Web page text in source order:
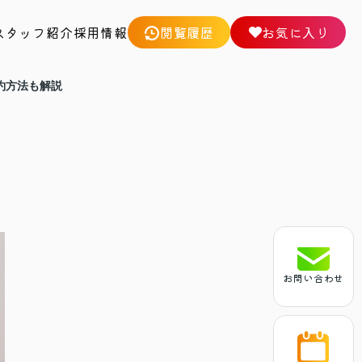
タッフ紹介採用情報 閲覧履歴 お気に入り
お問い合わせ
方法も解説